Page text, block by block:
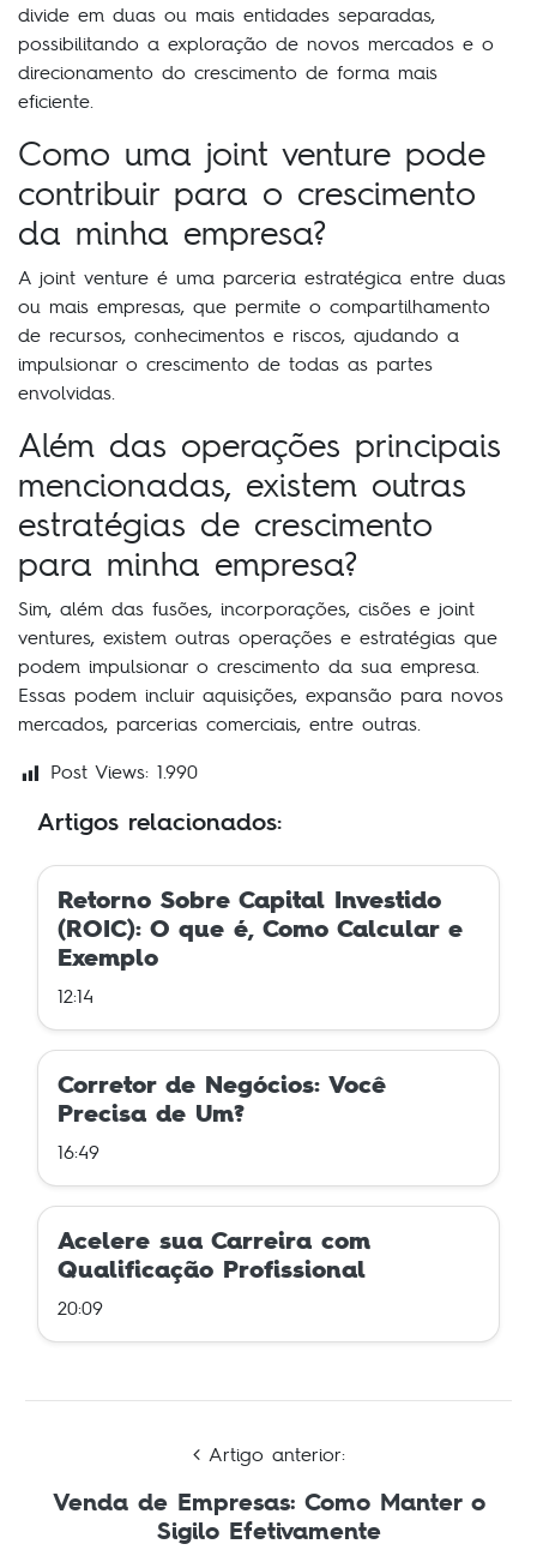
divide em duas ou mais entidades separadas,
possibilitando a exploração de novos mercados e o
direcionamento do crescimento de forma mais
eficiente.
Como uma joint venture pode
contribuir para o crescimento
da minha empresa?
A joint venture é uma parceria estratégica entre duas
ou mais empresas, que permite o compartilhamento
de recursos, conhecimentos e riscos, ajudando a
impulsionar o crescimento de todas as partes
envolvidas.
Além das operações principais
mencionadas, existem outras
estratégias de crescimento
para minha empresa?
Sim, além das fusões, incorporações, cisões e joint
ventures, existem outras operações e estratégias que
podem impulsionar o crescimento da sua empresa.
Essas podem incluir aquisições, expansão para novos
mercados, parcerias comerciais, entre outras.
Post Views: 1.990
Artigos relacionados:
Retorno Sobre Capital Investido
(ROIC): O que é, Como Calcular e
Exemplo
12:14
Corretor de Negócios: Você
Precisa de Um?
16:49
Acelere sua Carreira com
Qualificação Profissional
20:09
Artigo anterior:
Venda de Empresas: Como Manter o
Sigilo Efetivamente